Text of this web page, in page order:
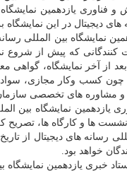
های دیجیتال در این نمایشگاه
نمایشگاه بین المللی
كه پیش از شروع
بعد از آخر نمایشگاه،
چون كسب وكار مجازی،
و مشاوره های تخصصی
نمایشگاه بین
ها و كارگاه ها، تصریح
خبری یازدهمین نمایشگاه